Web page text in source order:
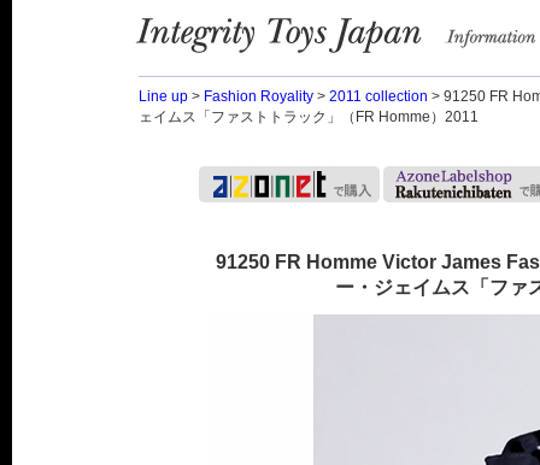
Integrity Toys Japan
information
Line up > Fashion Royality > 2011 collection > 91250 FR
ェイムス「ファストトラック」（FR Homme）2011
91250 FR Homme Victor James
ー・ジェイムス「ファ